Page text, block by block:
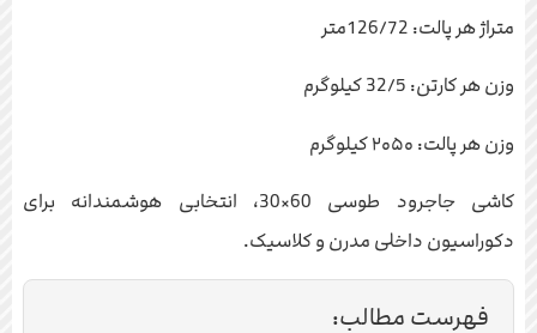
متراژ هر پالت: 126/72متر
وزن هر کارتن: 32/5 کیلوگرم
وزن هر پالت: ۲۰۵۰ کیلوگرم
کاشی جاجرود طوسی 60×30، انتخابی هوشمندانه برای
دکوراسیون داخلی مدرن و کلاسیک.
فهرست مطالب: